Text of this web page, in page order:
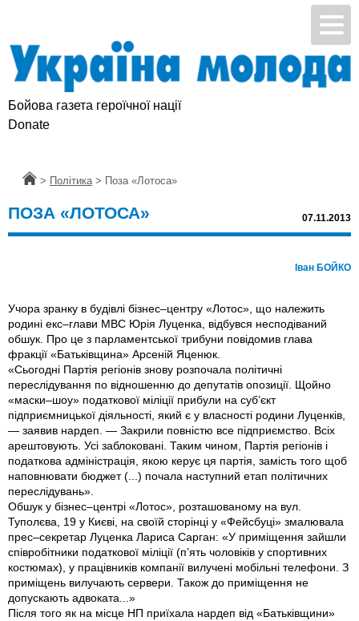
Бойова газета героїчної нації
Donate
Головна
> Політика > Поза «Лотоса»
ПОЗА «ЛОТОСА» 07.11.2013
Іван БОЙКО
Учора зранку в будівлі бізнес–центру «Лотос», що належить
родині екс–глави МВС Юрія Луценка, відбувся несподіваний
обшук. Про це з парламентської трибуни повідомив глава
фракції «Батьківщина» Арсеній Яценюк.
«Сьогодні Партія регіонів знову розпочала політичні
переслідування по відношенню до депутатів опозиції. Щойно
«маски–шоу» податкової міліції прибули на суб’єкт
підприємницької діяльності, який є у власності родини Луценків,
— заявив нардеп. — Закрили повністю все підприємство. Всіх
арештовують. Усі заблоковані. Таким чином, Партія регіонів і
податкова адміністрація, якою керує ця партія, замість того щоб
наповнювати бюджет (...) почала наступний етап політичних
переслідувань».
Обшук у бізнес–центрі «Лотос», розташованому на вул.
Туполєва, 19 у Києві, на своїй сторінці у «Фейсбуці» змалювала
прес–секретар Луценка Лариса Сарган: «У приміщення зайшли
співробітники податкової міліції (п’ять чоловіків у спортивних
костюмах), у працівників компанії вилучені мобільні телефони. З
приміщень вилучають сервери. Також до приміщення не
допускають адвоката...»
Після того як на місце НП приїхала нардеп від «Батьківщини»